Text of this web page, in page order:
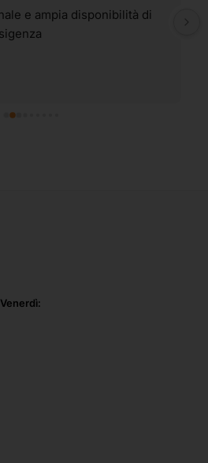
e ampia disponibilità di